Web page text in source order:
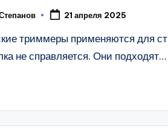
21 апреля 2025
триммеры применяются для
не справляется. Они подходят…